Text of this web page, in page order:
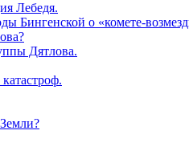
Лебедя.
Бингенской о «комете-
Дятлова.